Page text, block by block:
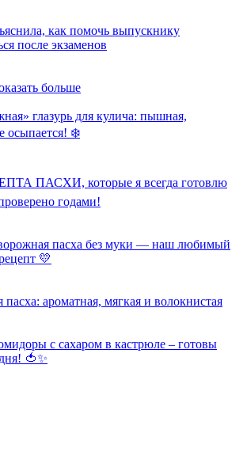
как помочь выпускнику
после экзаменов
больше
глазурь для кулича: пышная,
осыпается! ❄️
ПАСХИ, которые я всегда готовлю
годами!
пасха без муки — наш любимый
💛
пасха: ароматная, мягкая и волокнистая
с сахаром в кастрюле – готовы
🍅✨